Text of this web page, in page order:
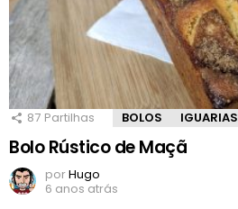
87 Partilhas BOLOS IGUARIAS
Bolo Rústico de Maçã
porHugo
6 anos atrás